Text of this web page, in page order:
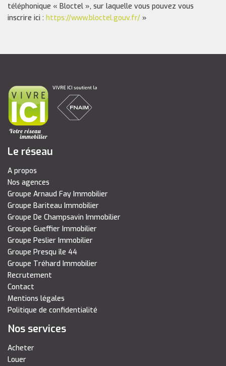
téléphonique « Bloctel », sur laquelle vous pouvez vous
inscrire ici : https://www.bloctel.gouv.fr/ »
Le réseau
A propos
Nos agences
Groupe Arnaud Fay Immobilier
Groupe Bariteau Immobilier
Groupe De Champsavin Immobilier
Groupe Gueffier Immobilier
Groupe Peslier Immobilier
Groupe Presqu île 44
Groupe Tréhard Immobilier
Recrutement
Contact
Mentions légales
Politique de confidentialité
Nos services
Acheter
Louer